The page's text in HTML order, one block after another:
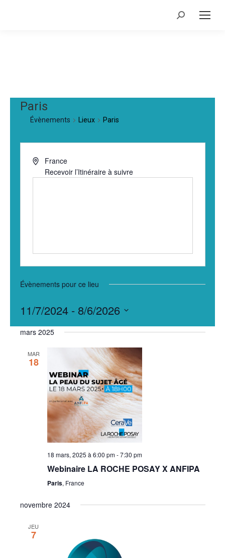
Recherche
Paris
Évènements Lieux Paris
France
Recevoir l’Itinéraire à suivre
Évènements pour ce lieu
11/7/2024 - 8/6/2026
Sélectionnez
date.
mars 2025
MAR
18
18 mars, 2025 à 6:00 pm-7:30 pm
Webinaire LA ROCHE POSAY X ANFIPA
Paris, France
novembre 2024
JEU
7